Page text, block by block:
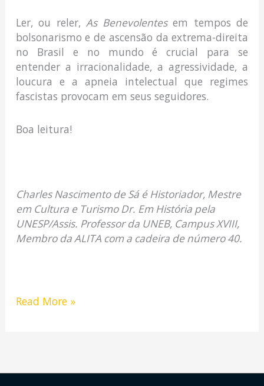
Ler, ou reler,As Benevolentesem tempos de
bolsonarismo e de ascensão da extrema-direita
no Brasil e no mundo é crucial para se
entender a irracionalidade, a agressividade, a
loucura e a apneia intelectual que regimes
fascistas provocam em seus seguidores.
Boa leitura!
Charles Nascimento de Sá é Historiador, Mestre
em Cultura e Turismo Dr. Em História pela
UNESP/Assis. Professor da UNEB, Campus XVIII,
Membro da ALITA com a cadeira de número 40.
Read More »